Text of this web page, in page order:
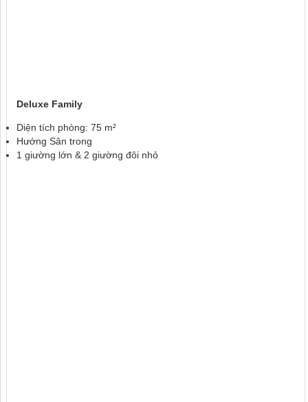
Deluxe Family
Diện tích phòng: 75 m²
Hướng Sân trong
1 giường lớn & 2 giường đôi nhỏ